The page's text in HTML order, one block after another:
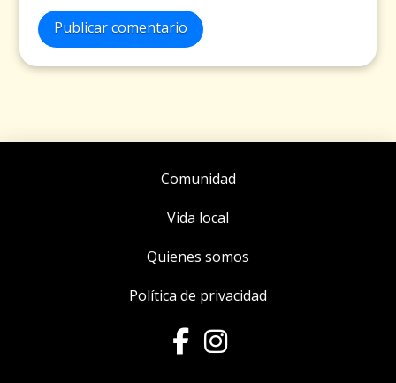
Publicar comentario
Comunidad
Vida local
Quienes somos
Política de privacidad